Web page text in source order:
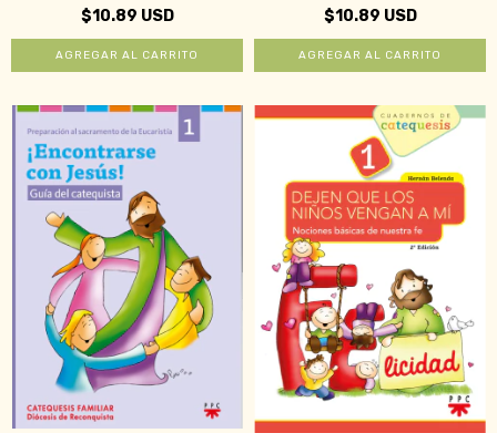
$10.89 USD $10.89 USD